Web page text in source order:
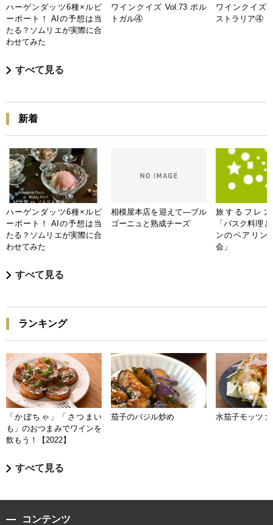
ハーゲンダッツ6種×ルビ
ーポート！ AIの予想は当
たる？ソムリエが実際に合
わせてみた
ワインクイズ Vol.73 ポル
トガル④
ワインクイズ
ストラリア④
すべて見る
新着
ハーゲンダッツ6種×ルビ
ーポート！ AIの予想は当
たる？ソムリエが実際に合
わせてみた
相模屋本店を迎えて―ブル
ゴーニュと熟成チーズ
旅するフレン
「バスク料理
ンのペアリン
会」
すべて見る
ランキング
「かぼちゃ」「さつまい
も」のおつまみでワインを
飲もう！【2022】
茄子のバジル炒め 水茄子モッツァ
すべて見る
コンテンツ